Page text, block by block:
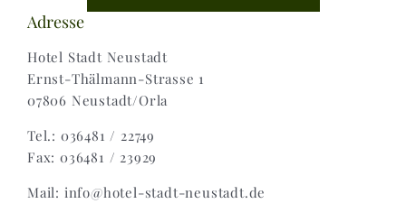
Zahlungsweisen |
Widerruf |
Adresse
Hotel Stadt Neustadt
Ernst-Thälmann-Strasse 1
07806 Neustadt/Orla
Tel.: 036481 / 22749
Fax: 036481 / 23929
Mail: info@hotel-stadt-neustadt.de